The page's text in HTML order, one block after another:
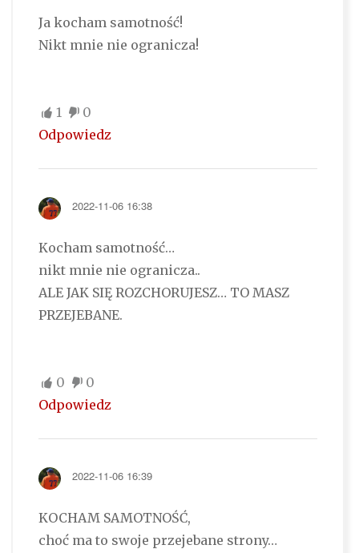
Ja kocham samotność!
Nikt mnie nie ogranicza!
1
0
Odpowiedz
2022-11-06 16:38
Kocham samotność…
nikt mnie nie ogranicza..
ALE JAK SIĘ ROZCHORUJESZ… TO MASZ
PRZEJEBANE.
0
0
Odpowiedz
2022-11-06 16:39
KOCHAM SAMOTNOŚĆ,
choć ma to swoje przejebane strony…